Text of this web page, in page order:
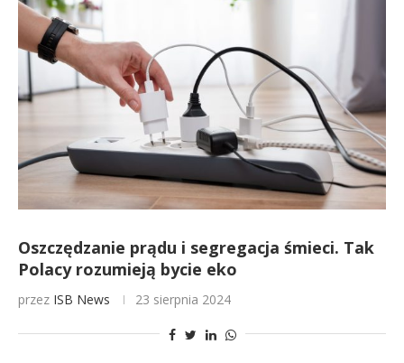
Oszczędzanie prądu i segregacja śmieci. Tak
Polacy rozumieją bycie eko
przez ISB News 23 sierpnia 2024